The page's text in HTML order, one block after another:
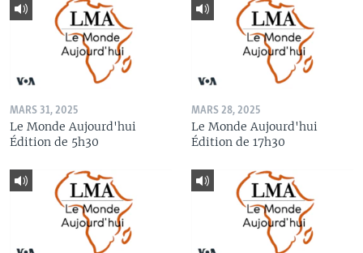
MARS 31, 2025
Le Monde Aujourd'hui
Édition de 5h30
MARS 28, 2025
Le Monde Aujourd'hui
Édition de 17h30